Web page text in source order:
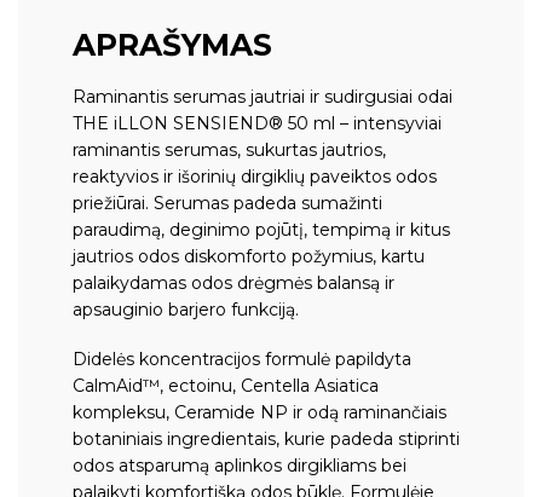
APRAŠYMAS
Raminantis serumas jautriai ir sudirgusiai odai
THE iLLON SENSIEND® 50 ml – intensyviai
raminantis serumas, sukurtas jautrios,
reaktyvios ir išorinių dirgiklių paveiktos odos
priežiūrai. Serumas padeda sumažinti
paraudimą, deginimo pojūtį, tempimą ir kitus
jautrios odos diskomforto požymius, kartu
palaikydamas odos drėgmės balansą ir
apsauginio barjero funkciją.
Didelės koncentracijos formulė papildyta
CalmAid™, ectoinu, Centella Asiatica
kompleksu, Ceramide NP ir odą raminančiais
botaniniais ingredientais, kurie padeda stiprinti
odos atsparumą aplinkos dirgikliams bei
palaikyti komfortišką odos būklę. Formulėje